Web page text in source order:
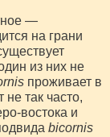
—
на грани
из них не
проживает в
так часто,
востока и
bicornis